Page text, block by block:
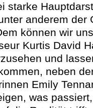
starke
anderem der
können wir
Kurtis David
und
neben
Emily
was